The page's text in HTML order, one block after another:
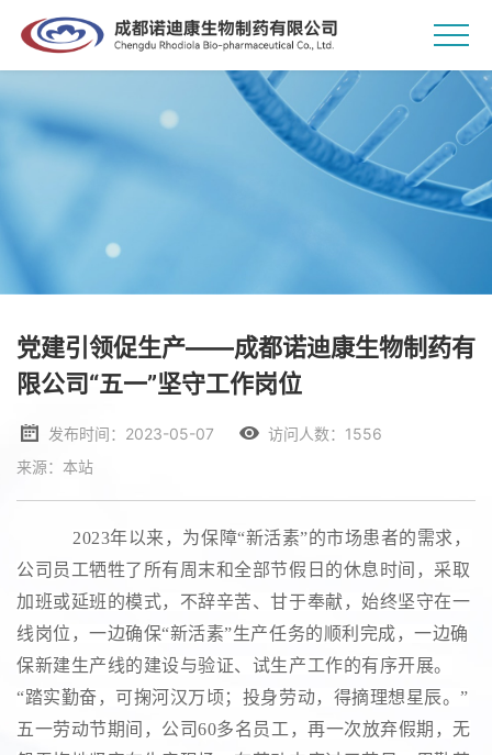
党建引领促生产——成都诺迪康生物制药有
限公司“五一”坚守工作岗位
发布时间：2023-05-07
访问人数：1556
来源：本站
2023年以来 ， 为保障“新活素”的市场患者的需求，
公司员工牺牲了所有周末和全部节假日的休息时间，采取
加班或延班的模式，不辞辛苦、甘于奉献，始终坚守在一
线岗位，一边确保“新活素”生产任务的顺利完成，一边确
保新建生产线的建设与验证、试生产工作的有序开展。
“踏实勤奋，可掬河汉万顷；投身劳动，得摘理想星辰。”
五一劳动节期间，公司60多名员工，再一次放弃假期，无